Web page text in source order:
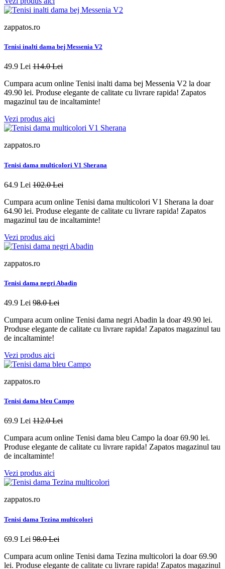
zappatos.ro
Tenisi inalti dama bej Messenia V2
49.9 Lei 114.0 Lei
Cumpara acum online Tenisi inalti dama bej Messenia V2 la doar
49.90 lei. Produse elegante de calitate cu livrare rapida! Zapatos
magazinul tau de incaltaminte!
Vezi produs aici
zappatos.ro
Tenisi dama multicolori V1 Sherana
64.9 Lei 102.0 Lei
Cumpara acum online Tenisi dama multicolori V1 Sherana la doar
64.90 lei. Produse elegante de calitate cu livrare rapida! Zapatos
magazinul tau de incaltaminte!
Vezi produs aici
zappatos.ro
Tenisi dama negri Abadin
49.9 Lei 98.0 Lei
Cumpara acum online Tenisi dama negri Abadin la doar 49.90 lei.
Produse elegante de calitate cu livrare rapida! Zapatos magazinul tau
de incaltaminte!
Vezi produs aici
zappatos.ro
Tenisi dama bleu Campo
69.9 Lei 112.0 Lei
Cumpara acum online Tenisi dama bleu Campo la doar 69.90 lei.
Produse elegante de calitate cu livrare rapida! Zapatos magazinul tau
de incaltaminte!
Vezi produs aici
zappatos.ro
Tenisi dama Tezina multicolori
69.9 Lei 98.0 Lei
Cumpara acum online Tenisi dama Tezina multicolori la doar 69.90
lei. Produse elegante de calitate cu livrare rapida! Zapatos magazinul